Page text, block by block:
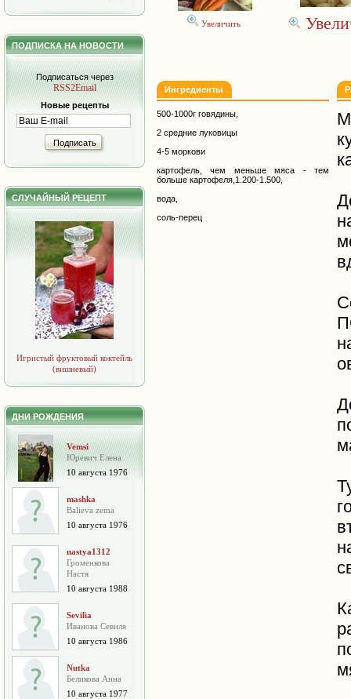
ПОДПИСКА НА НОВОСТИ
Подписаться через
RSS2Email
Новые рецепты
Подписать
СЛУЧАЙНЫЙ РЕЦЕПТ
Игристый фруктовый коктейль
(вишневый)
ДНИ РОЖДЕНИЯ
Vemsi
Юревич Елена
10 августа 1976
mashka
Balieva zema
10 августа 1976
nastya1312
Громенкова
Настя
10 августа 1988
Sevilia
Иванова Севиля
10 августа 1986
Nutka
Беликова Анна
10 августа 1977
Увеличить
Ингредиенты
500-1000г говядины,
2 средние луковицы
4-5 моркови
картофель, чем меньше мяса - тем
больше картофеля,1.200-1.500,
вода,
соль-перец